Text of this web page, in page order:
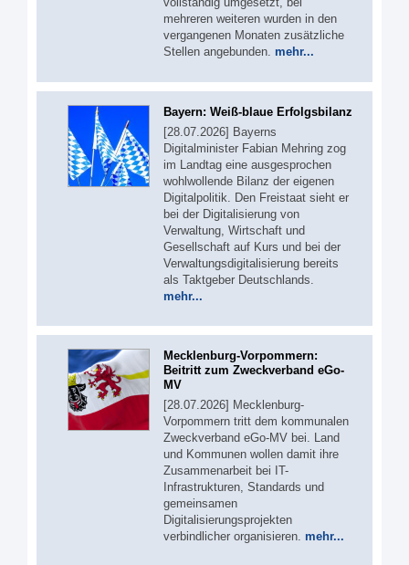
mehreren weiteren wurden in den
vergangenen Monaten zusätzliche
Stellen angebunden. mehr...
Bayern: Weiß-blaue Erfolgsbilanz
[28.07.2026] Bayerns
Digitalminister Fabian Mehring zog
im Landtag eine ausgesprochen
wohlwollende Bilanz der eigenen
Digitalpolitik. Den Freistaat sieht er
bei der Digitalisierung von
Verwaltung, Wirtschaft und
Gesellschaft auf Kurs und bei der
Verwaltungsdigitalisierung bereits
als Taktgeber Deutschlands.
mehr...
Mecklenburg-Vorpommern:
Beitritt zum Zweckverband eGo-
MV
[28.07.2026] Mecklenburg-
Vorpommern tritt dem kommunalen
Zweckverband eGo-MV bei. Land
und Kommunen wollen damit ihre
Zusammenarbeit bei IT-
Infrastrukturen, Standards und
gemeinsamen
Digitalisierungsprojekten
verbindlicher organisieren. mehr...